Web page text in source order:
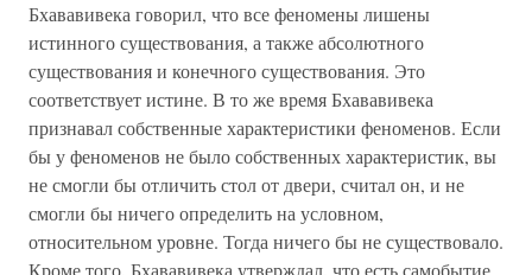
Бхававивека говорил, что все феномены лишены
истинного существования, а также абсолютного
существования и конечного существования. Это
соответствует истине. В то же время Бхававивека
признавал собственные характеристики феноменов. Если
бы у феноменов не было собственных характеристик, вы
не смогли бы отличить стол от двери, считал он, и не
смогли бы ничего определить на условном,
относительном уровне. Тогда ничего бы не существовало.
Кроме того, Бхававивека утверждал, что есть самобытие